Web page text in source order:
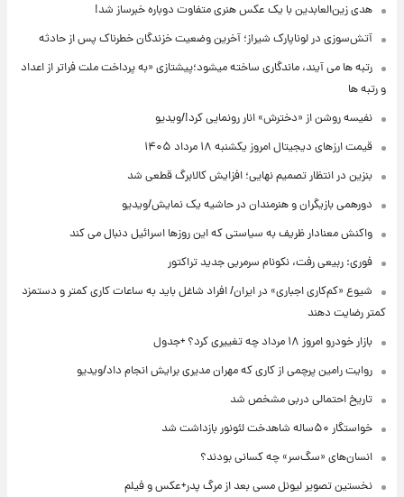
هدی زین‌العابدین با یک عکس هنری متفاوت دوباره خبرساز شد!
آتش‌سوزی در لوناپارک شیراز؛ آخرین وضعیت خزندگان خطرناک پس از حادثه
رتبه ها می آیند، ماندگاری ساخته میشود؛پیشتازی «به پرداخت ملت فراتر از اعداد
و رتبه ها
نفیسه روشن از «دخترش» انار رونمایی کرد!/ویدیو
قیمت ارزهای دیجیتال امروز یکشنبه ۱۸ مرداد ۱۴۰۵
بنزین در انتظار تصمیم نهایی؛ افزایش کالابرگ قطعی شد
دورهمی بازیگران و هنرمندان در حاشیه یک نمایش/ویدیو
واکنش معنادار ظریف به سیاستی که این روزها اسرائیل دنبال می کند
فوری: ربیعی رفت، نکونام سرمربی جدید تراکتور
شیوع «کم‌کاری اجباری» در ایران/ افراد شاغل باید به ساعات کاری کمتر و دستمزد
کمتر رضایت دهند
بازار خودرو امروز ۱۸ مرداد چه تغییری کرد؟ +جدول
روایت رامین پرچمی از کاری که مهران مدیری برایش انجام داد/ویدیو
تاریخ احتمالی دربی مشخص شد
خواستگار ۵۰ساله شاهدخت لئونور بازداشت شد
انسان‌های «سگ‌سر» چه کسانی بودند؟
نخستین تصویر لیونل مسی بعد از مرگ پدر+عکس و فیلم